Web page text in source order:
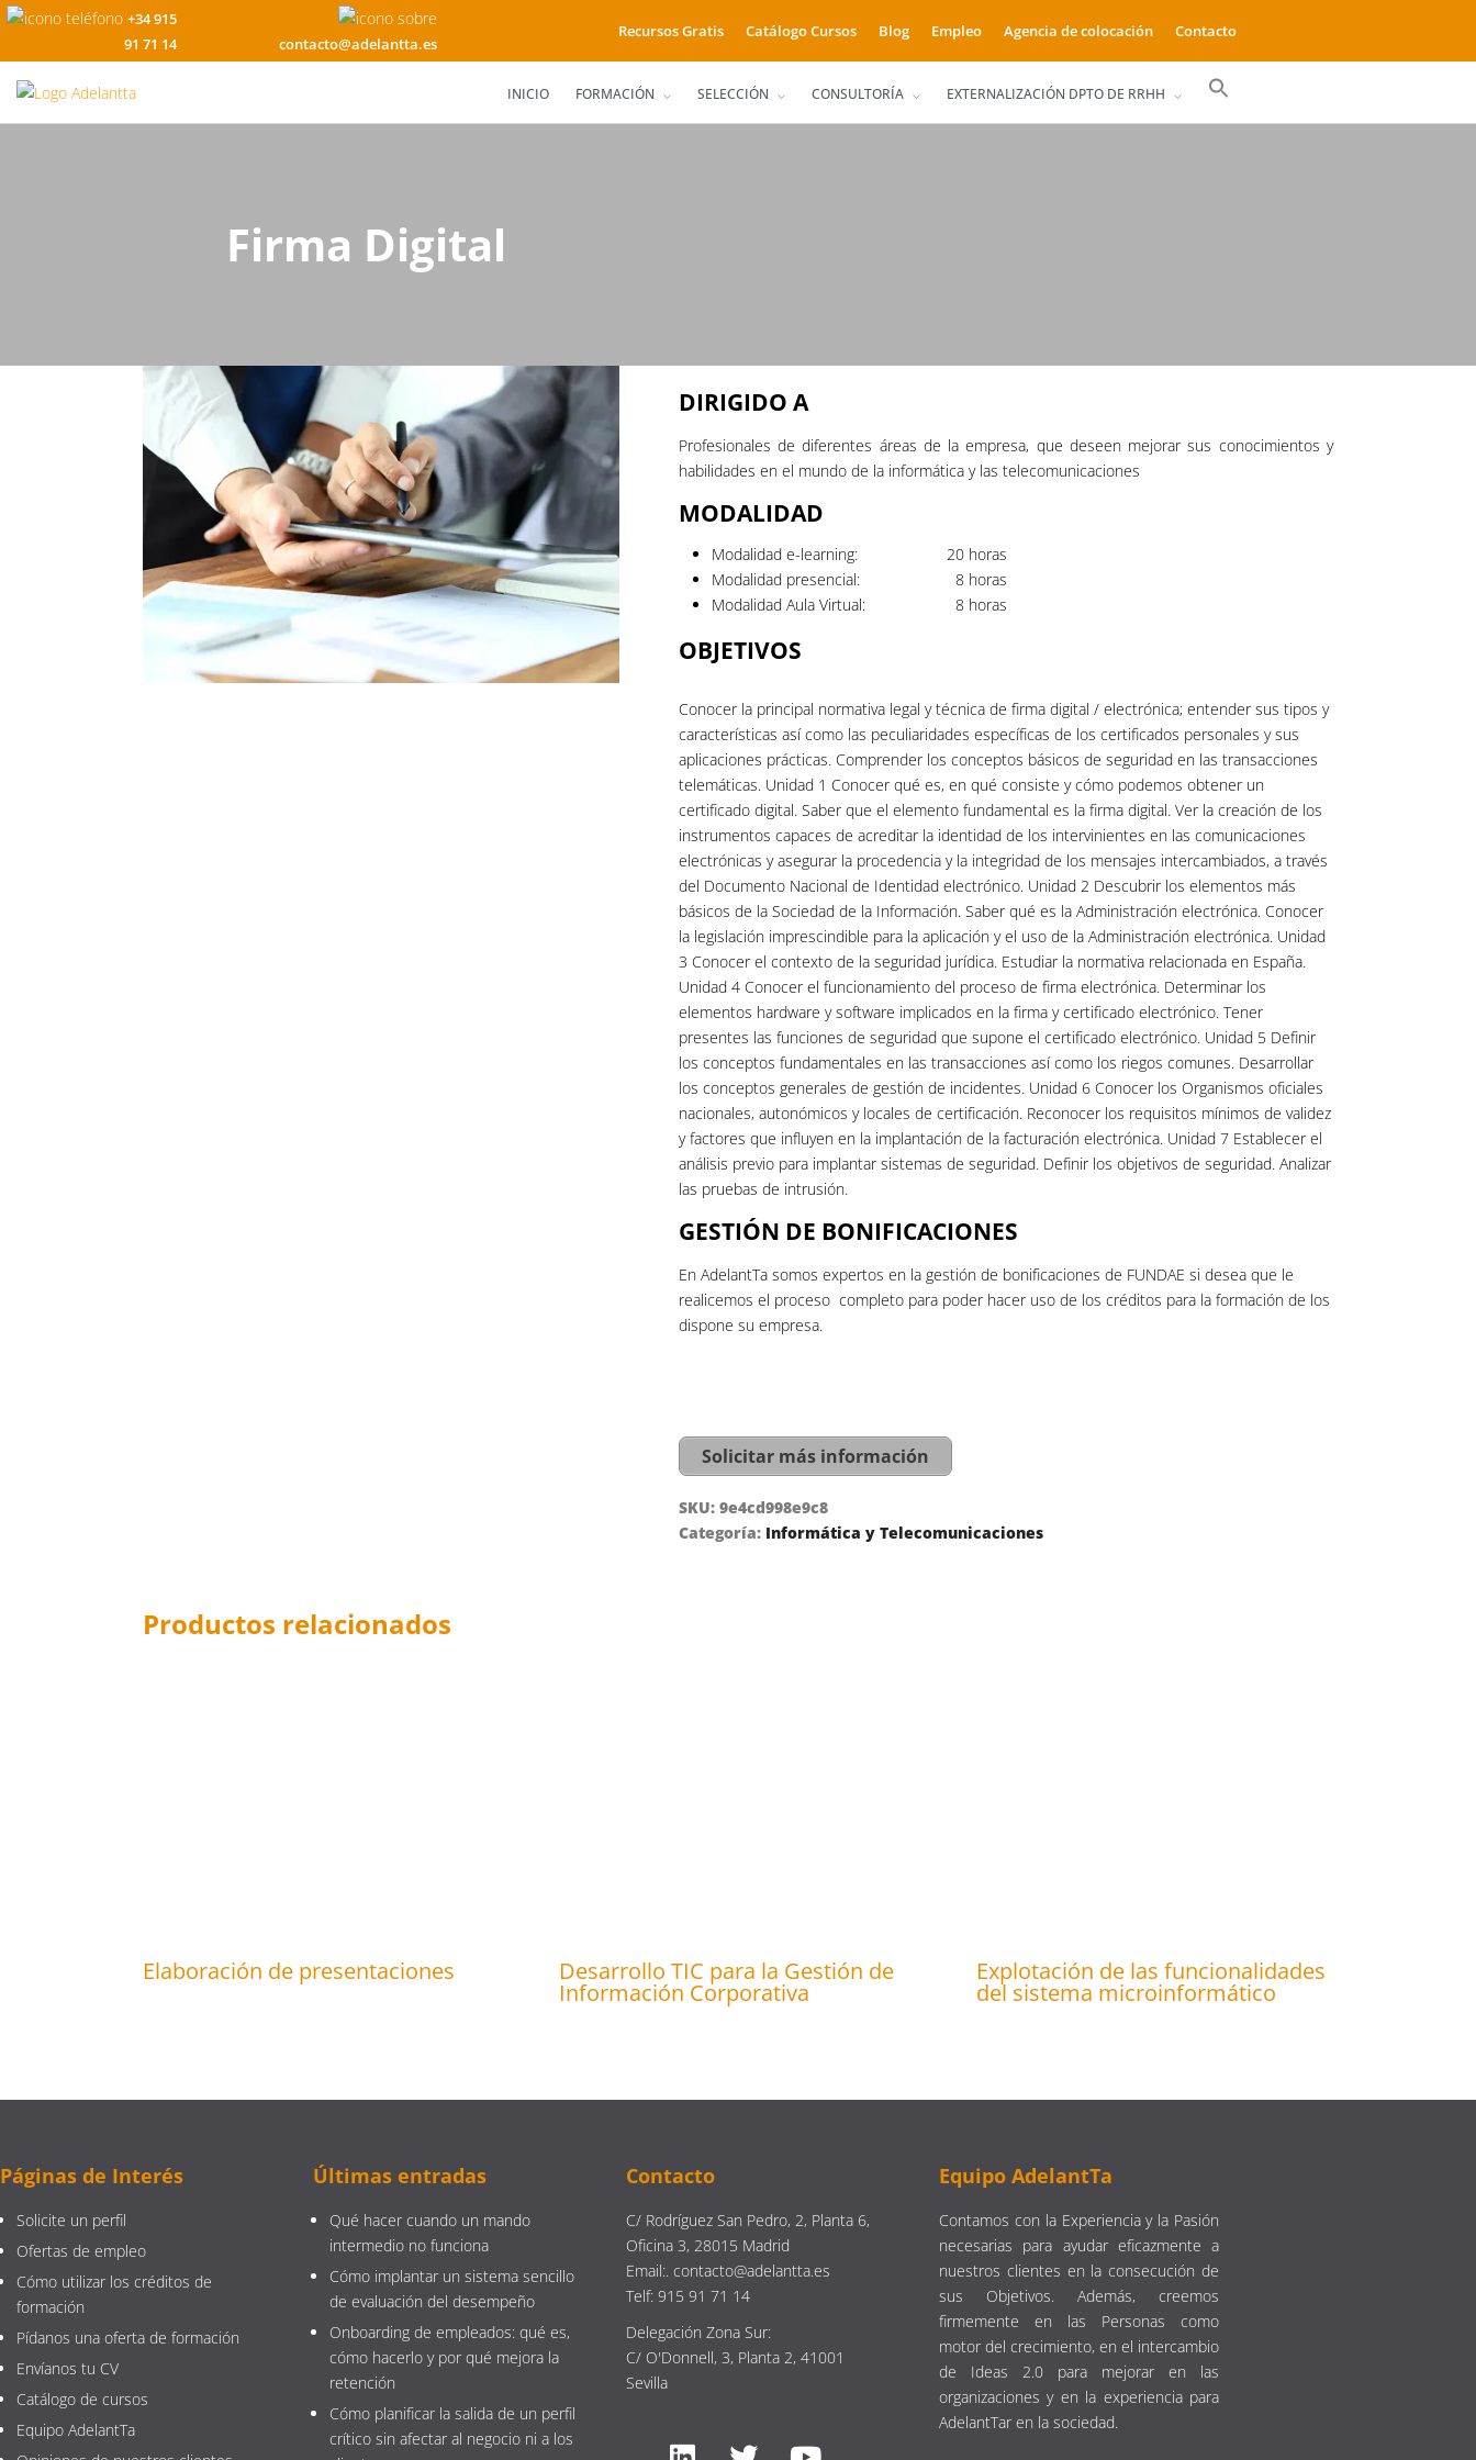
+34 915
91 71 14
contacto@adelantta.es
Recursos Gratis Catálogo Cursos Blog Empleo Agencia de colocación Contacto
INICIO FORMACIÓN SELECCIÓN CONSULTORÍA EXTERNALIZACIÓN DPTO DE RRHH
Botón de búsqueda
Firma Digital
DIRIGIDO A
Profesionales de diferentes áreas de la empresa, que deseen mejorar sus conocimientos y
habilidades en el mundo de la informática y las telecomunicaciones
MODALIDAD
Modalidad e-learning: 20horas
Modalidad presencial:
8horas
Modalidad Aula Virtual:
8horas
OBJETIVOS
Conocer la principal normativa legal y técnica de firma digital / electrónica; entender sus tipos y
características así como las peculiaridades específicas de los certificados personales y sus
aplicaciones prácticas. Comprender los conceptos básicos de seguridad en las transacciones
telemáticas. Unidad 1 Conocer qué es, en qué consiste y cómo podemos obtener un
certificado digital. Saber que el elemento fundamental es la firma digital. Ver la creación de los
instrumentos capaces de acreditar la identidad de los intervinientes en las comunicaciones
electrónicas y asegurar la procedencia y la integridad de los mensajes intercambiados, a través
del Documento Nacional de Identidad electrónico. Unidad 2 Descubrir los elementos más
básicos de la Sociedad de la Información. Saber qué es la Administración electrónica. Conocer
la legislación imprescindible para la aplicación y el uso de la Administración electrónica. Unidad
3 Conocer el contexto de la seguridad jurídica. Estudiar la normativa relacionada en España.
Unidad 4 Conocer el funcionamiento del proceso de firma electrónica. Determinar los
elementos hardware y software implicados en la firma y certificado electrónico. Tener
presentes las funciones de seguridad que supone el certificado electrónico. Unidad 5 Definir
los conceptos fundamentales en las transacciones así como los riegos comunes. Desarrollar
los conceptos generales de gestión de incidentes. Unidad 6 Conocer los Organismos oficiales
nacionales, autonómicos y locales de certificación. Reconocer los requisitos mínimos de validez
y factores que influyen en la implantación de la facturación electrónica. Unidad 7 Establecer el
análisis previo para implantar sistemas de seguridad. Definir los objetivos de seguridad. Analizar
las pruebas de intrusión.
GESTIÓN DE BONIFICACIONES
En AdelantTa somos expertos en la gestión de bonificaciones de FUNDAE si desea que le
realicemos el proceso completo para poder hacer uso de los créditos para la formación de los
dispone su empresa.
Solicitar más información
SKU: 9e4cd998e9c8
Categoría: Informática y Telecomunicaciones
Productos relacionados
Elaboración de presentaciones Desarrollo TIC para la Gestión de
Información Corporativa
Explotación de las funcionalidades
del sistema microinformático
Páginas de Interés
Solicite un perfil
Ofertas de empleo
Cómo utilizar los créditos de
formación
Pídanos una oferta de formación
Envíanos tu CV
Catálogo de cursos
Equipo AdelantTa
Últimas entradas
Qué hacer cuando un mando
intermedio no funciona
Cómo implantar un sistema sencillo
de evaluación del desempeño
Onboarding de empleados: qué es,
cómo hacerlo y por qué mejora la
retención
Cómo planificar la salida de un perfil
crítico sin afectar al negocio ni a los
Contacto
C/ Rodríguez San Pedro, 2, Planta 6,
Oficina 3, 28015 Madrid
Email:. contacto@adelantta.es
Telf: 915 91 71 14
Delegación Zona Sur:
C/ O'Donnell, 3, Planta 2, 41001
Sevilla
Equipo AdelantTa
Contamos con la Experiencia y la Pasión
necesarias para ayudar eficazmente a
nuestros clientes en la consecución de
sus Objetivos. Además, creemos
firmemente en las Personas como
motor del crecimiento, en el intercambio
de Ideas 2.0 para mejorar en las
organizaciones y en la experiencia para
AdelantTar en la sociedad.